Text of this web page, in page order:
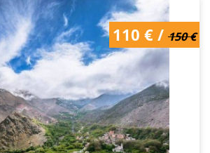
150 € / 110 €
110 € / 150 €